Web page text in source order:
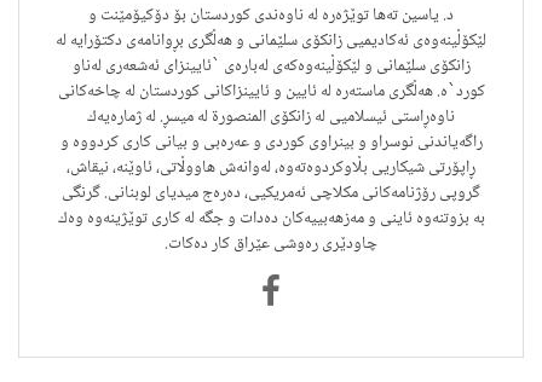
د. ياسين تەها توێژەرە لە ناوەندی كوردستان بۆ دۆكیۆمێنت و
لێكۆڵینەوەی ئەكادیمیی زانكۆی سلێمانی و هەڵگری بڕوانامەی دکتۆرایە لە
زانکۆی سلێمانی و لێکۆڵینەوەکەی لەبارەی `ئایینزای ئەشعەری لەناو
کورد`ە. هەڵگری ماستەرە لە ئایین و ئایینزاكانی كوردستان لە چاخەكانی
ناوەڕاستی ئیسلامیی لە زانکۆی المنصورة لە میسڕ. لە ژمارەیەك
راگەیاندنی نوسراو و بینراوی كوردی و عەرەبی و بیانی كاری كردووە و
ڕاپۆرتی شیكاریی بڵاوكردوەتەوە، لەوانەش هاووڵاتی، ئاوێنە، نیقاش،
گروپی رۆژنامەكانی مكلاچی ئەمریكیی، دەرەج میدیای لوبنانی. گرنگی
بە بزوتنەوە ئاینی و مەزهەبییەكان دەدات و جگە لە كاری توێژینەوە وەك
چاودێری رەوشی عێراق كار دەكات.